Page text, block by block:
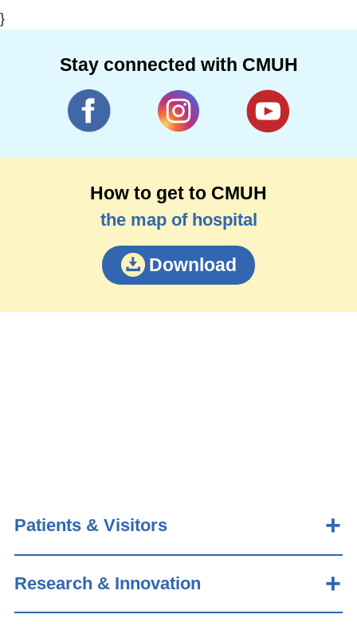
}
Stay connected with CMUH
How to get to CMUH
the map of hospital
Download
Patients & Visitors
Research & Innovation